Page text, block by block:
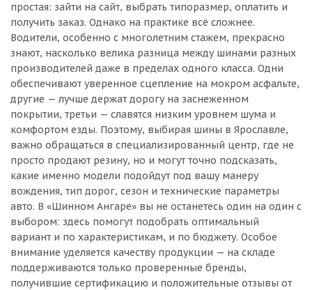
простая: зайти на сайт, выбрать типоразмер, оплатить и
получить заказ. Однако на практике всё сложнее.
Водители, особенно с многолетним стажем, прекрасно
знают, насколько велика разница между шинами разных
производителей даже в пределах одного класса. Одни
обеспечивают уверенное сцепление на мокром асфальте,
другие — лучше держат дорогу на заснеженном
покрытии, третьи — славятся низким уровнем шума и
комфортом езды. Поэтому, выбирая шины в Ярославле,
важно обращаться в специализированный центр, где не
просто продают резину, но и могут точно подсказать,
какие именно модели подойдут под вашу манеру
вождения, тип дорог, сезон и технические параметры
авто. В «Шинном Ангаре» вы не останетесь один на один с
выбором: здесь помогут подобрать оптимальный
вариант и по характеристикам, и по бюджету. Особое
внимание уделяется качеству продукции — на складе
поддерживаются только проверенные бренды,
получившие сертификацию и положительные отзывы от